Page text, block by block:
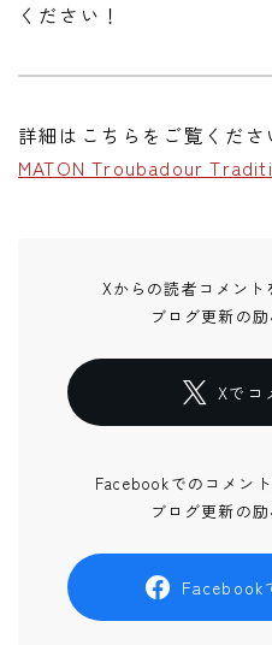
ください！
詳細はこちらをご覧くださ
MATON Troubadour
Xからの読者コメント
ブログ更新の
Xでコ
Facebookでのコメン
ブログ更新の
Facebook